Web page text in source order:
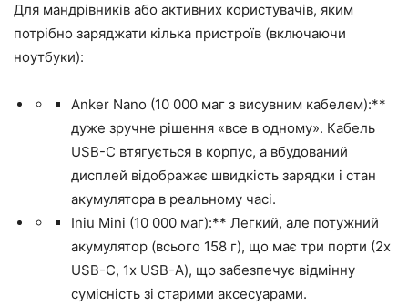
Для мандрівників або активних користувачів, яким
потрібно заряджати кілька пристроїв (включаючи
ноутбуки):
Anker Nano (10 000 маг з висувним кабелем):**
дуже зручне рішення «все в одному». Кабель
USB-C втягується в корпус, а вбудований
дисплей відображає швидкість зарядки і стан
акумулятора в реальному часі.
Iniu Mini (10 000 маг):** Легкий, але потужний
акумулятор (всього 158 г), що має три порти (2x
USB-C, 1x USB-A), що забезпечує відмінну
сумісність зі старими аксесуарами.